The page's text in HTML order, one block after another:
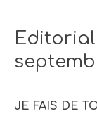
JE FAIS DE